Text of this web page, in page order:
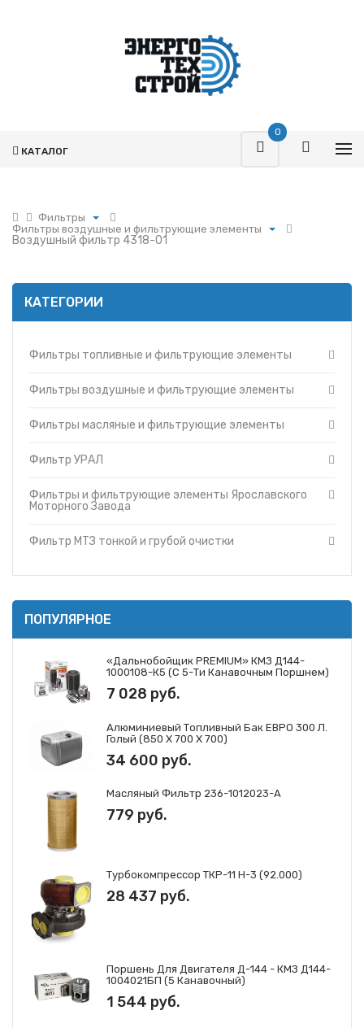
0
КАТАЛОГ
Фильтры
Поршневая
Фильтры
Гидромоторы
Насосы
Вкладыши
О компании
Доставка
Фильтры воздушные и фильтрующие элементы
Фильтры топливные и фильтрующие элементы
Фильтры и фильтрующие элементы МАЗ
Фильтры и фильтрующие элементы Ярославского
Фильтры и фильтрующие элементы ЗМЗ
Фильтры и фильтрующие элементы ГАЗ
Фильтры и фильтрующие элементы Iveco
Воздушный фильтр 4318-01
КАТЕГОРИИ
Фильтры топливные и фильтрующие элементы
Фильтры воздушные и фильтрующие элементы
Фильтры масляные и фильтрующие элементы
Фильтр УРАЛ
Фильтры и фильтрующие элементы Ярославского
Моторного Завода
Фильтр МТЗ тонкой и грубой очистки
ПОПУЛЯРНОЕ
«Дальнобойщик PREMIUM» КМЗ Д144-
1000108-К5 (с 5-Ти Канавочным Поршнем)
7 028 руб.
Алюминиевый Топливный Бак ЕВРО 300 Л.
Голый (850 Х 700 Х 700)
34 600 руб.
Масляный Фильтр 236-1012023-А
779 руб.
Турбокомпрессор ТКР-11 Н-3 (92.000)
28 437 руб.
Поршень Для Двигателя Д-144 - КМЗ Д144-
1004021БП (5 Канавочный)
1 544 руб.